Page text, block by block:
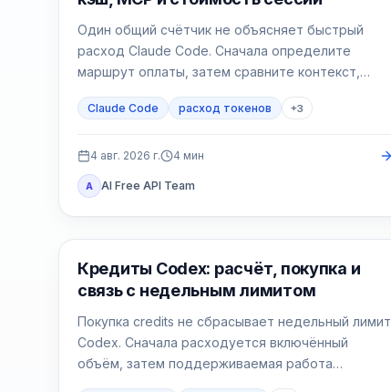
Один общий счётчик не объясняет быстрый
расход Claude Code. Сначала определите
маршрут оплаты, затем сравните контекст,
запись и чтение кэша, MCP и чистую сессию.
Claude Code расход токенов +3
4 авг. 2026 г. 4 мин
A AI Free API Team
AI Development Tools
Кредиты Codex: расчёт, покупка и
связь с недельным лимитом
Покупка credits не сбрасывает недельный лимит
Codex. Сначала расходуется включённый
объём, затем поддерживаемая работа